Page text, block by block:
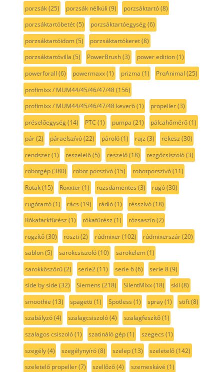
porzsák(25) porzsák nélküli (9) porzsáktartó(8)
porzsáktartóbetét(5) porzsáktartóegység(6)
porzsáktartóidom(5) porzsáktartókeret(8)
porzsáktartóvilla (5) PowerBrush(3) power edition(1)
powerforall (6) powermaxx(1) prizma (1) ProAnimal (25)
profimixx / MUM44/45/46/47/48(156)
profimixx / MUM44/45/46/47/48 keverő(1) propeller(3)
préselőegység(14) PTC (1) pumpa (21) pálcahőmérő(1)
pár(2) páraelszívó(22) pároló(1) rajz (3) rekesz (30)
rendszer(1) reszelelő(5) reszelő(18) rezgőcsiszoló(3)
robotgép(380) robot porszívó(15) robotporszívó(11)
Rotak(15) Roxxter(1) rozsdamentes (3) rugó(30)
rugótartó(1) rács (19) rádió(1) résszívó(18)
Rókafarkfűrész (1) rókafűrész (1) rózsaszín(2)
rögzítő(30) röszti (2) rúdmixer(102) rúdmixerszár(20)
sablon(5) sarokcsiszoló(10) sarokelem(1)
sarokköszörű(2) serie2(11) serie 6(6) serie 8(9)
side by side (32) Siemens (218) SilentMixx(18) skil (8)
smoothie (13) spagetti (1) Spotless (1) spray(1) stift(8)
szabályzó(4) szalagcsiszoló(4) szalagfeszítő(1)
szalagos csiszoló(1) szatináló gép(1) szegecs (1)
szegély(4) szegélynyíró(8) szelep(13) szeletelő(142)
szeletelő propeller(7) szellőző(4) szemeskávé (1)